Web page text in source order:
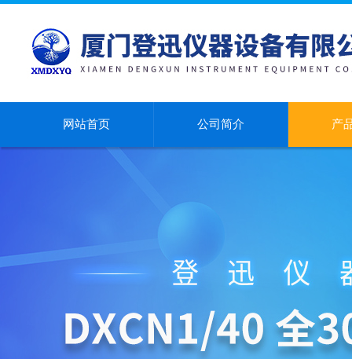
网站首页 公司简介 产